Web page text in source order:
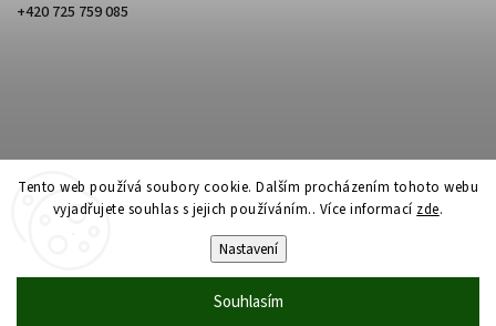
Tento web používá soubory cookie. Dalším procházením tohoto webu
vyjadřujete souhlas s jejich používáním.. Více informací zde.
Nastavení
Souhlasím
+420 725 759 085
Professor Onyx. Všechna práva vyhrazena.